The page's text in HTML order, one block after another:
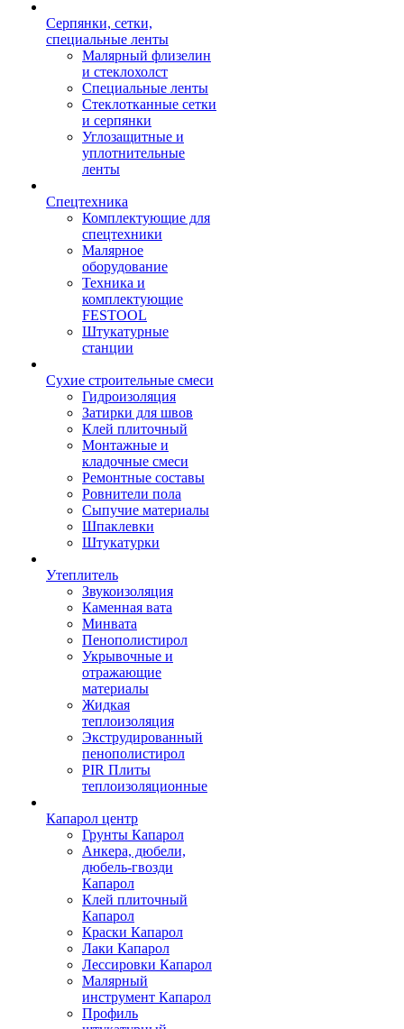
Серпянки, сетки,
специальные ленты
Малярный флизелин
и стеклохолст
Специальные ленты
Стеклотканные сетки
и серпянки
Углозащитные и
уплотнительные
ленты
Спецтехника
Комплектующие для
спецтехники
Малярное
оборудование
Техника и
комплектующие
FESTOOL
Штукатурные
станции
Сухие строительные смеси
Гидроизоляция
Затирки для швов
Клей плиточный
Монтажные и
кладочные смеси
Ремонтные составы
Ровнители пола
Сыпучие материалы
Шпаклевки
Штукатурки
Утеплитель
Звукоизоляция
Каменная вата
Минвата
Пенополистирол
Укрывочные и
отражающие
материалы
Жидкая
теплоизоляция
Экструдированный
пенополистирол
PIR Плиты
теплоизоляционные
Капарол центр
Грунты Капарол
Анкера, дюбели,
дюбель-гвозди
Капарол
Клей плиточный
Капарол
Краски Капарол
Лаки Капарол
Лессировки Капарол
Малярный
инструмент Капарол
Профиль